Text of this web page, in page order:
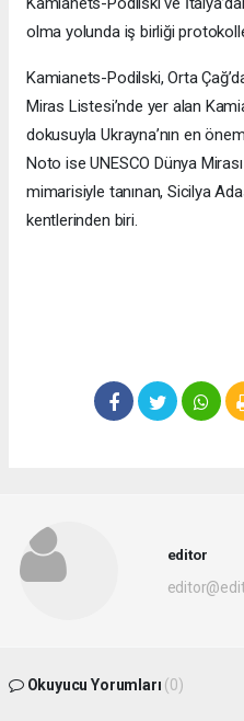
olma yolunda iş birliği
Kamianets-Podilski, Orta
Miras Listesi’nde yer alan
dokusuyla Ukrayna’nın en
Noto ise UNESCO Dünya
mimarisiyle tanınan, Sicilya
kentlerinden biri.
editor
Okuyucu Yorumları (0)